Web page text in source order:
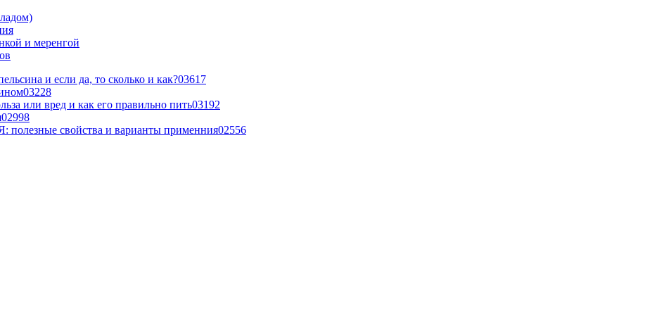
и меренгой
и если да, то сколько и как?03617
03228
или вред и как его правильно пить03192
02998
полезные свойства и варианты применния02556